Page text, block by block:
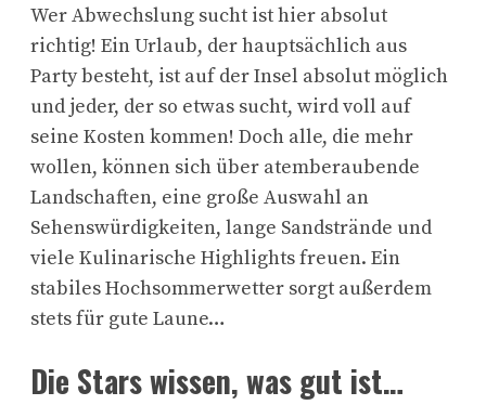
Wer Abwechslung sucht ist hier absolut
richtig! Ein Urlaub, der hauptsächlich aus
Party besteht, ist auf der Insel absolut möglich
und jeder, der so etwas sucht, wird voll auf
seine Kosten kommen! Doch alle, die mehr
wollen, können sich über atemberaubende
Landschaften, eine große Auswahl an
Sehenswürdigkeiten, lange Sandstrände und
viele Kulinarische Highlights freuen. Ein
stabiles Hochsommerwetter sorgt außerdem
stets für gute Laune…
Die Stars wissen, was gut ist…